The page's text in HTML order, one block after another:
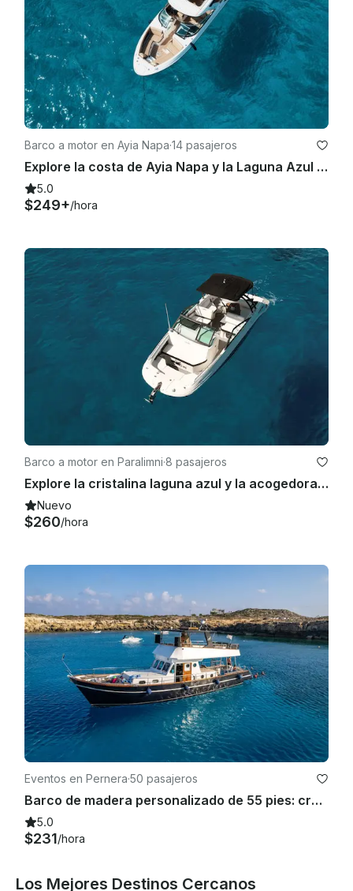
Barco a motor en Ayia Napa·14 pasajeros
Explore la costa de Ayia Napa y la Laguna Azul con el lujoso Bowrider Sea Ray SLX350
5.0
$249+/hora
Barco a motor en Paralimni·8 pasajeros
Explore la cristalina laguna azul y la acogedora bahía de Konnos | Barco Sea Ray 250 SDX
Nuevo
$260/hora
Eventos en Pernera·50 pasajeros
Barco de madera personalizado de 55 pies: crucero por la Laguna Azul, Protaras y Ayia Napa, Chipre
5.0
$231/hora
Los Mejores Destinos Cercanos